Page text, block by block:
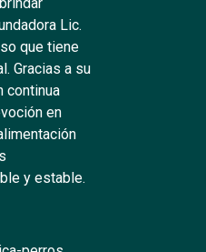
Lic.
que tiene
Gracias a su
continua
en
y estable.